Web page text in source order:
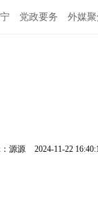
党政要务 外媒
源源 2024-11-22